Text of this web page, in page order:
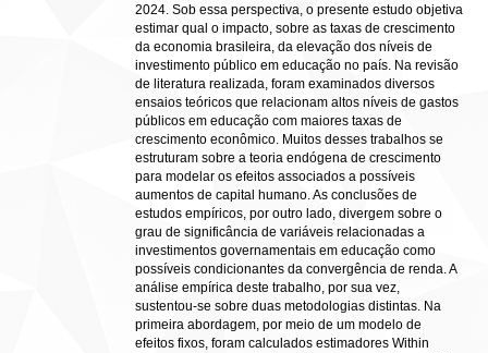
2024. Sob essa perspectiva, o presente estudo objetiva
estimar qual o impacto, sobre as taxas de crescimento
da economia brasileira, da elevação dos níveis de
investimento público em educação no país. Na revisão
de literatura realizada, foram examinados diversos
ensaios teóricos que relacionam altos níveis de gastos
públicos em educação com maiores taxas de
crescimento econômico. Muitos desses trabalhos se
estruturam sobre a teoria endógena de crescimento
para modelar os efeitos associados a possíveis
aumentos de capital humano. As conclusões de
estudos empíricos, por outro lado, divergem sobre o
grau de significância de variáveis relacionadas a
investimentos governamentais em educação como
possíveis condicionantes da convergência de renda. A
análise empírica deste trabalho, por sua vez,
sustentou-se sobre duas metodologias distintas. Na
primeira abordagem, por meio de um modelo de
efeitos fixos, foram calculados estimadores Within